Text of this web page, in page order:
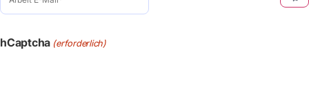
Arbeit
hCaptcha (erforderlich)